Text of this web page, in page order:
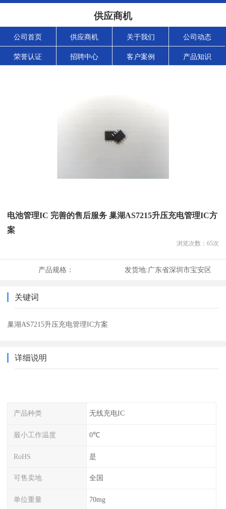
供应商机
公司首页 供应商机 关于我们 公司动态
荣誉认证 招聘中心 客户案例 产品知识
电池管理IC 完善的售后服务 巢湖AS7215升压充电管理IC方
案
浏览次数： 65次
产品规格： 发货地:广东省深圳市宝安区
关键词
巢湖AS7215升压充电管理IC方案
详细说明
产品种类 无线充电IC
最小工作温度 0℃
RoHS 是
可售卖地 全国
单位重量 70mg